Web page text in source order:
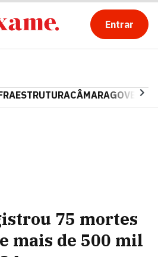
Entrar
CÂMARAGOVERNO
75 mortes
mais de 500 mil